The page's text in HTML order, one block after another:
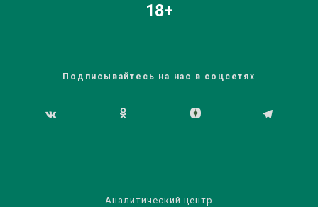
18+
Подписывайтесь на нас в соцсетях
Аналитический центр